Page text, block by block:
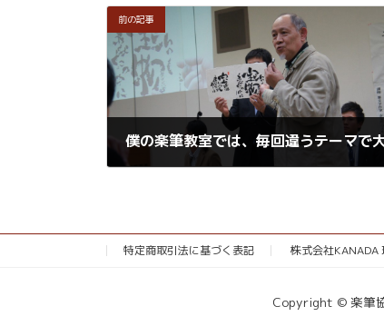
前の記事
特定商取引法に基づく表記 株式会社KANADA
Copyright © 楽筆